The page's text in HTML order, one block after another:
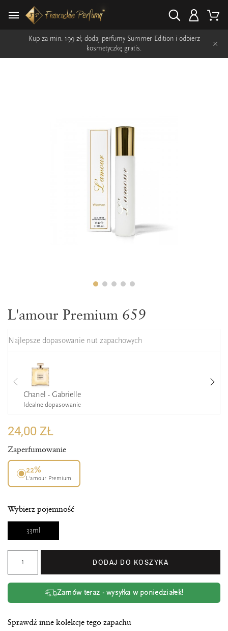
Kup za min. 199 zł, dodaj perfumy Summer Edition i odbierz
kosmetyczkę gratis.
×
L'amour Premium 659
Najlepsze dopasowanie nut zapachowych
Chanel - Gabrielle
Idealne dopasowanie
24,00 ZŁ
Zaperfumowanie
22%
L’amour Premium
Wybierz pojemność
33ml
DODAJ DO KOSZYKA
Zamów teraz - wysyłka w poniedziałek!
Sprawdź inne kolekcje tego zapachu